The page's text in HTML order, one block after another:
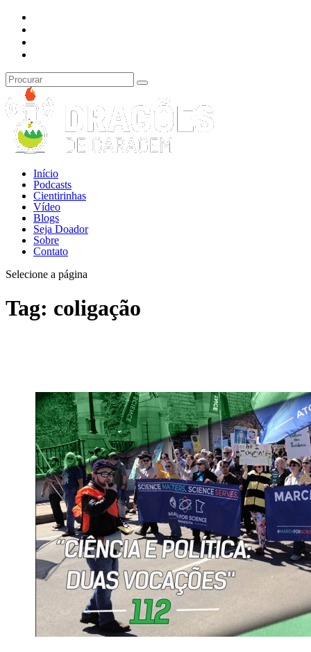
Início
Podcasts
Cientirinhas
Vídeo
Blogs
Seja Doador
Sobre
Contato
Selecione a página
Tag: coligação